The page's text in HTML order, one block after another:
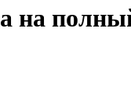
на